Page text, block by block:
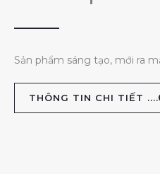
Sản phẩm sáng tạo, mới ra
THÔNG TIN CHI TIẾT ....